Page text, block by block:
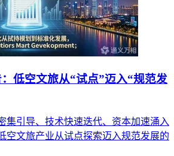
低空文旅从“试点”迈入“规范发
集引导、技术快速迭代、资本加速涌入
空文旅产业从试点探索迈入规范发展的